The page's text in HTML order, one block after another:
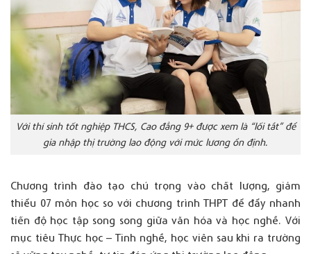
Với thí sinh tốt nghiệp THCS, Cao đẳng 9+ được xem là “lối tắt” để
gia nhập thị trường lao động với mức lương ổn định.
Chương trình đào tạo chú trọng vào chất lượng, giảm
thiểu 07 môn học so với chương trình THPT để đẩy nhanh
tiến độ học tập song song giữa văn hóa và học nghề. Với
mục tiêu Thực học – Tinh nghề, học viên sau khi ra trường